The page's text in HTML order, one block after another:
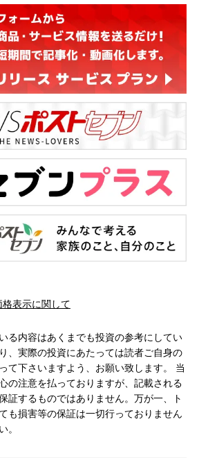
格表示に関して
る内容はあくまでも投資の参考にしてい
、実際の投資にあたっては読者ご自身の
て下さいますよう、お願い致します。 当
の注意を払っておりますが、記載される
証するものではありません。万が一、ト
も損害等の保証は一切行っておりません
。